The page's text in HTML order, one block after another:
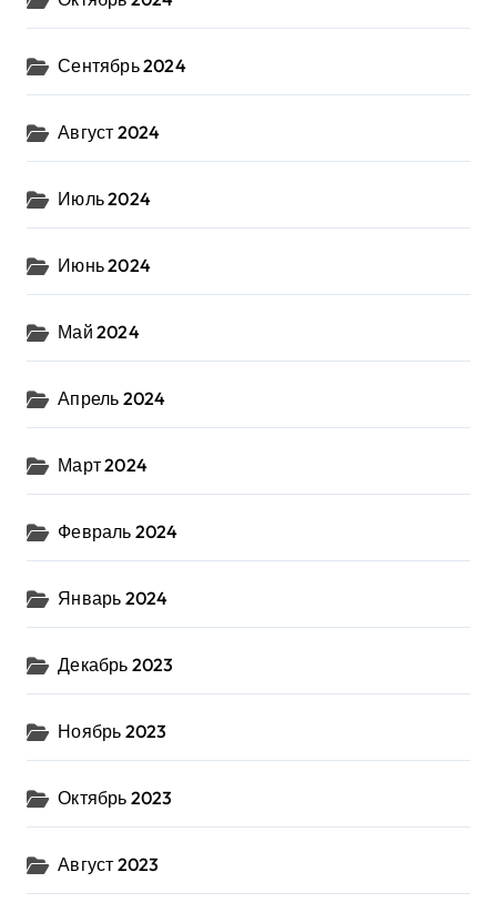
Сентябрь 2024
Август 2024
Июль 2024
Июнь 2024
Май 2024
Апрель 2024
Март 2024
Февраль 2024
Январь 2024
Декабрь 2023
Ноябрь 2023
Октябрь 2023
Август 2023